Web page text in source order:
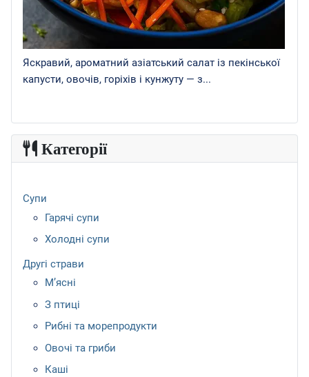
Яскравий, ароматний азіатський салат із пекінської
капусти, овочів, горіхів і кунжуту — з...
Категорії
Супи
Гарячі супи
Холодні супи
Другі страви
М’ясні
З птиці
Рибні та морепродукти
Овочі та гриби
Каші